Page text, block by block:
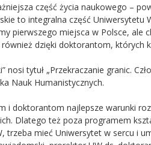
część życia naukowego –
to integralna część Uniwersytetu
pierwszego miejsca w Polsce, ale
dzięki doktorantom, których
tytuł „Przekraczanie granic.
Nauk Humanistycznych.
i doktorantom najlepsze warunki
Dlatego też poza programem
trzeba mieć Uniwersytet w sercu i